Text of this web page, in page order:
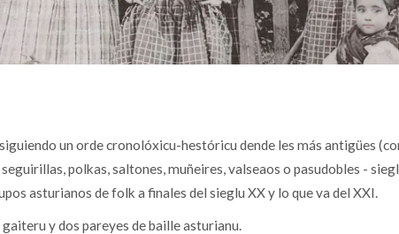
siguiendo un orde cronolóxicu-hestóricu dende les más antigües
polkas, saltones, muñeires, valseaos o pasudobles -
asturianos de folk a finales del sieglu XX y lo que va del XXI.
y dos pareyes de baille asturianu.